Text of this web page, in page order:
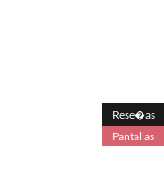
Rese�as
Pantallas